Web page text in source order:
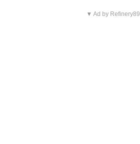
▼ Ad by Refinery89